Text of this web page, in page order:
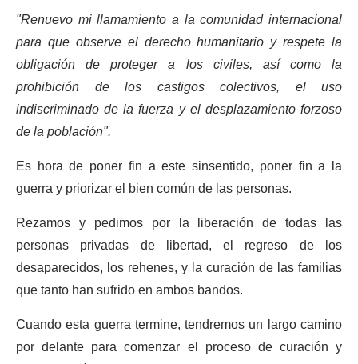
"Renuevo mi llamamiento a la comunidad internacional
para que observe el derecho humanitario y respete la
obligación de proteger a los civiles, así como la
prohibición de los castigos colectivos, el uso
indiscriminado de la fuerza y el desplazamiento forzoso
de la población".
Es hora de poner fin a este sinsentido, poner fin a la
guerra y priorizar el bien común de las personas.
Rezamos y pedimos por la liberación de todas las
personas privadas de libertad, el regreso de los
desaparecidos, los rehenes, y la curación de las familias
que tanto han sufrido en ambos bandos.
Cuando esta guerra termine, tendremos un largo camino
por delante para comenzar el proceso de curación y